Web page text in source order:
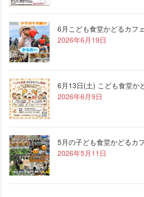
6月こども食堂かどるカフ
2026年6月19日
6月13日(土) こども食堂か
2026年6月9日
5月の子ども食堂かどるカ
2026年5月11日